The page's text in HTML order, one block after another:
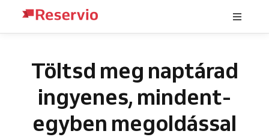
Töltsd meg naptárad
ingyenes, mindent-
egyben megoldással